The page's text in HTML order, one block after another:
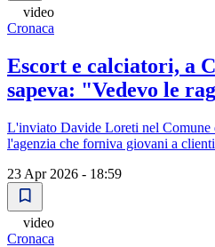
video
Cronaca
Escort e calciatori, a
sapeva: "Vedevo le
L'inviato Davide Loreti nel Comune
l'agenzia che forniva giovani a
23 Apr 2026 - 18:59
video
Cronaca